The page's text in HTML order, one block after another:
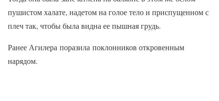
пушистом халате, надетом на голое тело и приспущенном с
плеч так, чтобы была видна ее пышная грудь.
Ранее Агилера поразила поклонников откровенным
нарядом.